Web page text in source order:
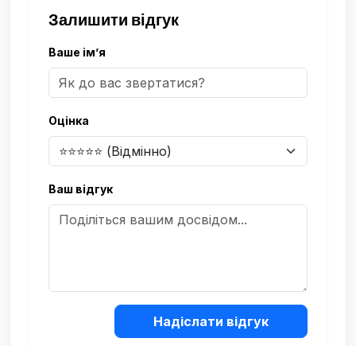
Залишити відгук
Ваше ім’я
Оцінка
Ваш відгук
Надіслати відгук